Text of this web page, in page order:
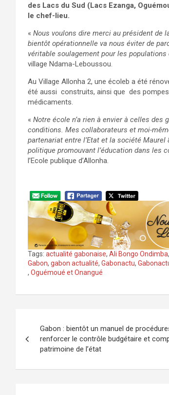
des Lacs du Sud (Lacs Ezanga,
le chef-lieu.
« Nous voulons dire merci au président de
bientôt opérationnelle va nous éviter de
véritable soulagement pour les
village Ndama-Leboussou.
Au Village Allonha 2, une écoleb a été
été aussi construits, ainsi que des pompes
médicaments.
« Notre école n’a rien à envier à celles des
conditions. Mes collaborateurs et moi-
partenariat entre l’Etat et la société Maurel
politique promouvant l’éducation dans les
l’Ecole publique d’Allonha.
Tags: actualité gabonaise, Ali Bongo Ondimba,
Gabon, gabon actualité, Gabonactu,
, Oguémoué et Onangué
de
l’article
Gabon : bientôt un manuel de
renforcer le contrôle budgétaire et
patrimoine de l’état